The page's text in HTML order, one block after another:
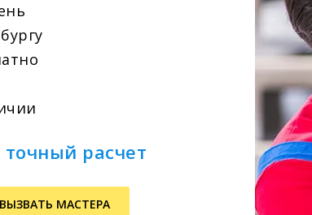
расчет
ВЫЗВАТЬ МАСТЕРА